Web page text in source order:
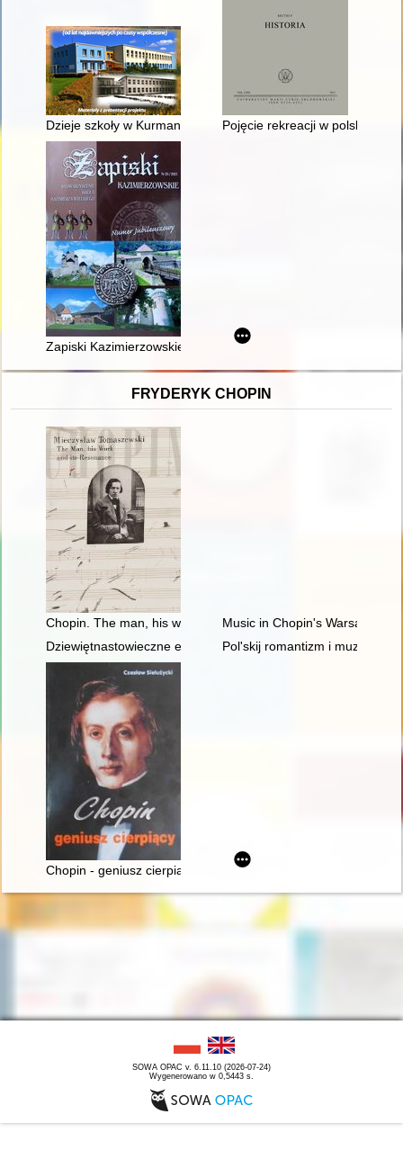
Dzieje szkoły w Kurmanowie i BuśniePojęcie rekreacji w polskich
Zapiski Kazimierzowskie. Nr 25 (2021)
FRYDERYK CHOPIN
Chopin. The man, his work and its resonance
Music in Chopin's Warsaw
Dziewiętnastowieczne edycje dzieł Fryderyka Chopina jako
Pol'skij romantizm i
Chopin - geniusz cierpiący
SOWA OPAC v. 6.11.10 (2026-07-24)
Wygenerowano w 0,5443 s.